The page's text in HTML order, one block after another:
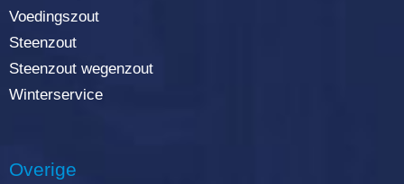
Voedingszout
Steenzout
Steenzout wegenzout
Winterservice
Overige